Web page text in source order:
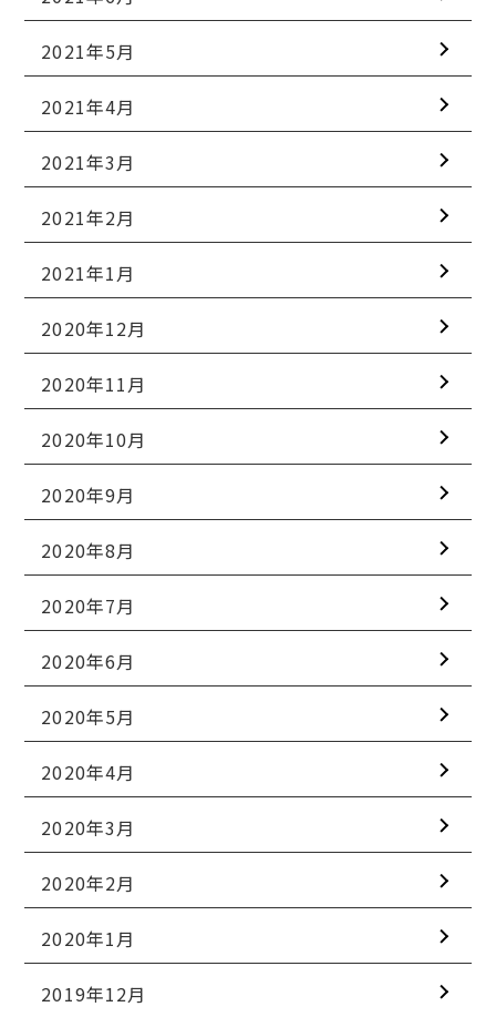
2021年5月
2021年4月
2021年3月
2021年2月
2021年1月
2020年12月
2020年11月
2020年10月
2020年9月
2020年8月
2020年7月
2020年6月
2020年5月
2020年4月
2020年3月
2020年2月
2020年1月
2019年12月